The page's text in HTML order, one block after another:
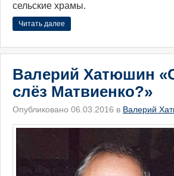
сельские храмы.
Читать далее
Валерий Хатюшин
слёз Матвиенко?»
Опубликовано 06.03.2016 в Валерий